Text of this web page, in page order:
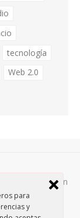
para
y
tecnología
Web 2.0
página están
Attribution-
privacidad